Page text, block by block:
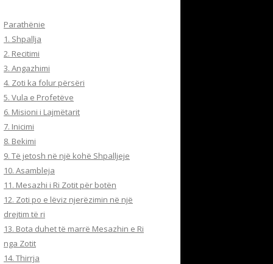
Parathënie
1. Shpallja
2. Recitimi
3. Angazhimi
4. Zoti ka folur përsëri
5. Vula e Profetëve
6. Misioni i Lajmëtarit
7. Inicimi
8. Bekimi
9. Të jetosh në një kohë Shpalljeje
10. Asambleja
11. Mesazhi i Ri Zotit për botën
12. Zoti po e lëviz njerëzimin në një
drejtim të ri
13. Bota duhet të marrë Mesazhin e Ri
nga Zotit
14. Thirrja